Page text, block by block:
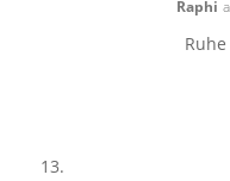
Raphi